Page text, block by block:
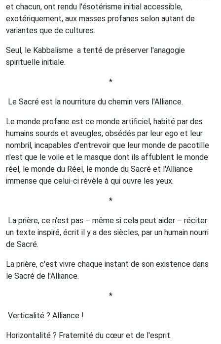
et chacun, ont rendu l'ésotérisme initial accessible,
exotériquement, aux masses profanes selon autant de
variantes que de cultures.
Seul, le Kabbalisme a tenté de préserver l'anagogie
spirituelle initiale.
*
Le Sacré est la nourriture du chemin vers l'Alliance.
Le monde profane est ce monde artificiel, habité par des
humains sourds et aveugles, obsédés par leur ego et leur
nombril, incapables d'entrevoir que leur monde de pacotille
n'est que le voile et le masque dont ils affublent le monde
réel, le monde du Réel, le monde du Sacré et l'Alliance
immense que celui-ci révèle à qui ouvre les yeux.
*
La prière, ce n'est pas – même si cela peut aider – réciter
un texte inspiré, écrit il y a des siècles, par un humain nourri
de Sacré.
La prière, c'est vivre chaque instant de son existence dans
le Sacré de l'Alliance.
*
Verticalité ? Alliance !
Horizontalité ? Fraternité du cœur et de l'esprit.